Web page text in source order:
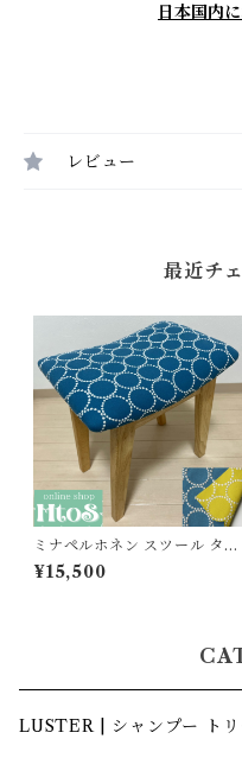
日本国内
レビュー
最近チ
ミナペルホネン スツール タン
バリン 四角 太脚 ナチュラル
【ブルー/イエロー】
¥15,500
LUSTER | シャンプー トリ